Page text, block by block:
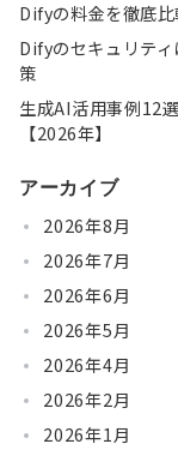
Difyの料金を徹底
Difyのセキュリテ
策
生成AI活用事例12
【2026年】
アーカイブ
2026年8月
2026年7月
2026年6月
2026年5月
2026年4月
2026年2月
2026年1月